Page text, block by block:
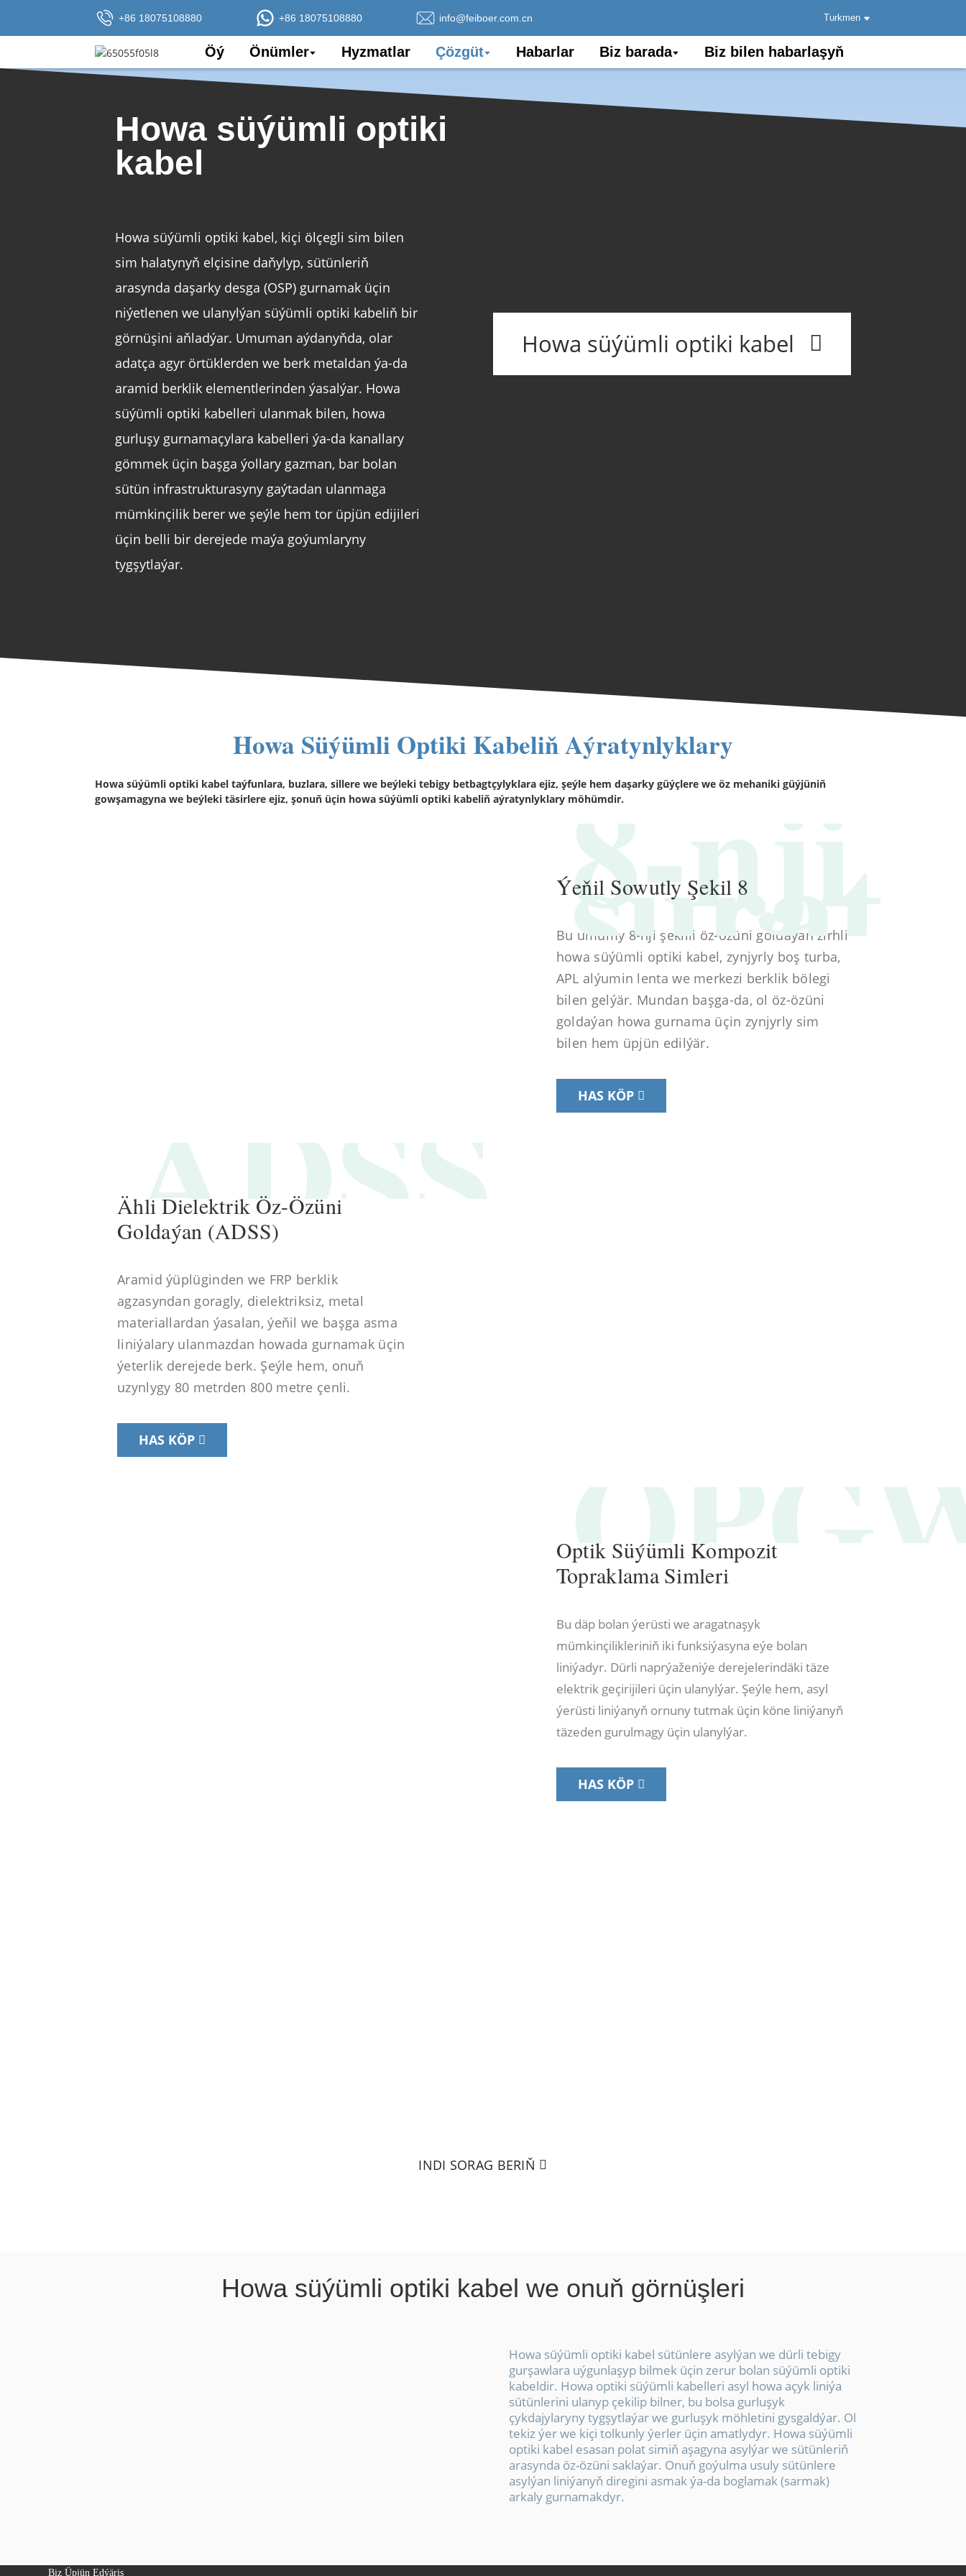
+86 18075108880 +86 18075108880 info@feiboer.com.cn Turkmen
Öý Önümler Hyzmatlar Çözgüt Habarlar Biz barada Biz bilen habarlaşyň
Howa süýümli optiki
kabel
Howa süýümli optiki kabel, kiçi ölçegli sim bilen
sim halatynyň elçisine daňylyp, sütünleriň
arasynda daşarky desga (OSP) gurnamak üçin
niýetlenen we ulanylýan süýümli optiki kabeliň bir
görnüşini aňladýar. Umuman aýdanyňda, olar
adatça agyr örtüklerden we berk metaldan ýa-da
aramid berklik elementlerinden ýasalýar. Howa
süýümli optiki kabelleri ulanmak bilen, howa
gurluşy gurnamaçylara kabelleri ýa-da kanallary
gömmek üçin başga ýollary gazman, bar bolan
sütün infrastrukturasyny gaýtadan ulanmaga
mümkinçilik berer we şeýle hem tor üpjün edijileri
üçin belli bir derejede maýa goýumlaryny
tygşytlaýar.
Howa süýümli optiki kabel
Howa Süýümli Optiki Kabeliň Aýratynlyklary
Howa süýümli optiki kabel taýfunlara, buzlara, sillere we beýleki tebigy betbagtçylyklara ejiz, şeýle hem daşarky güýçlere we öz mehaniki güýjüniň
gowşamagyna we beýleki täsirlere ejiz, şonuň üçin howa süýümli optiki kabeliň aýratynlyklary möhümdir.8-nji
surat
Ýeňil Sowutly Şekil 8
Bu umumy 8-nji şekilli öz-özüni goldaýan zirhli
howa süýümli optiki kabel, zynjyrly boş turba,
APL alýumin lenta we merkezi berklik bölegi
bilen gelýär. Mundan başga-da, ol öz-özüni
goldaýan howa gurnama üçin zynjyrly sim
bilen hem üpjün edilýär.
HAS KÖP
ADSS
Ähli Dielektrik Öz-Özüni
Goldaýan (ADSS)
Aramid ýüplüginden we FRP berklik
agzasyndan goragly, dielektriksiz, metal
materiallardan ýasalan, ýeňil we başga asma
liniýalary ulanmazdan howada gurnamak üçin
ýeterlik derejede berk. Şeýle hem, onuň
uzynlygy 80 metrden 800 metre çenli.
HAS KÖP
Optik Süýümli Kompozit
Topraklama Simleri
Bu däp bolan ýerüsti we aragatnaşyk
mümkinçilikleriniň iki funksiýasyna eýe bolan
liniýadyr. Dürli naprýaženiýe derejelerindäki täze
elektrik geçirijileri üçin ulanylýar. Şeýle hem, asyl
ýerüsti liniýanyň ornuny tutmak üçin köne liniýanyň
täzeden gurulmagy üçin ulanylýar.
HAS KÖP
INDI SORAG BERIŇ
Howa süýümli optiki kabel we onuň görnüşleri
Howa süýümli optiki kabel sütünlere asylýan we dürli tebigy
gurşawlara uýgunlaşyp bilmek üçin zerur bolan süýümli optiki
kabeldir. Howa optiki süýümli kabelleri asyl howa açyk liniýa
sütünlerini ulanyp çekilip bilner, bu bolsa gurluşyk
çykdajylaryny tygşytlaýar we gurluşyk möhletini gysgaldýar. Ol
tekiz ýer we kiçi tolkunly ýerler üçin amatlydyr. Howa süýümli
optiki kabel esasan polat simiň aşagyna asylýar we sütünleriň
arasynda öz-özüni saklaýar. Onuň goýulma usuly sütünlere
asylýan liniýanyň diregini asmak ýa-da boglamak (sarmak)
arkaly gurnamakdyr.
Biz Üpjün Edýäris